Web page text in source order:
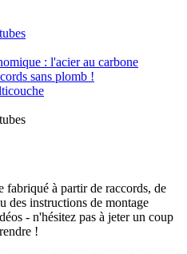
: l'acier au carbone
sans plomb !
à partir de raccords, de
des instructions de montage
- n'hésitez pas à jeter un coup
!